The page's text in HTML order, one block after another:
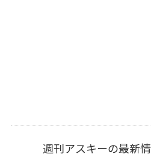
週刊アスキーの最新